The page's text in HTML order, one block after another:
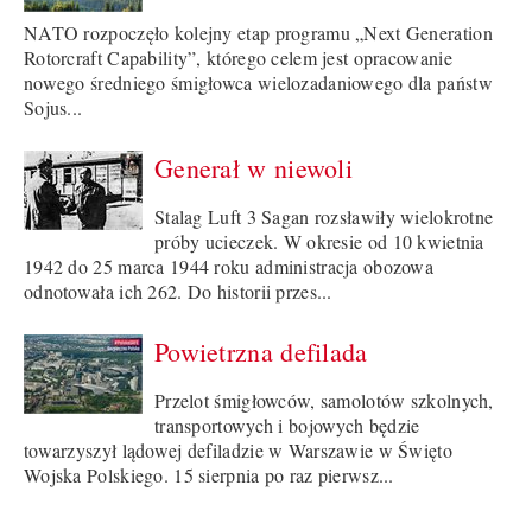
NATO rozpoczęło kolejny etap programu „Next Generation
Rotorcraft Capability”, którego celem jest opracowanie
nowego średniego śmigłowca wielozadaniowego dla państw
Sojus...
Generał w niewoli
Stalag Luft 3 Sagan rozsławiły wielokrotne
próby ucieczek. W okresie od 10 kwietnia
1942 do 25 marca 1944 roku administracja obozowa
odnotowała ich 262. Do historii przes...
Powietrzna defilada
Przelot śmigłowców, samolotów szkolnych,
transportowych i bojowych będzie
towarzyszył lądowej defiladzie w Warszawie w Święto
Wojska Polskiego. 15 sierpnia po raz pierwsz...